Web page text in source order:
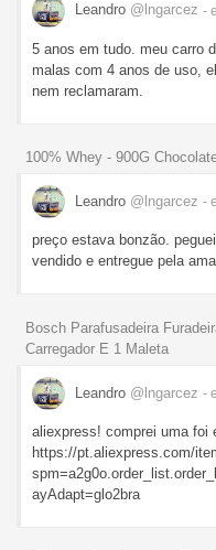
Leandro @lngarcez -
5 anos em tudo. meu carro
malas com 4 anos de uso,
nem reclamaram.
100% Whey - 900G
Leandro @lngarcez -
preço estava bonzão.
vendido e entregue pela
Bosch Parafusadeira
Carregador E 1 Maleta
Leandro @lngarcez -
aliexpress! comprei uma foi
https://pt.aliexpress.com/
ayAdapt=glo2bra